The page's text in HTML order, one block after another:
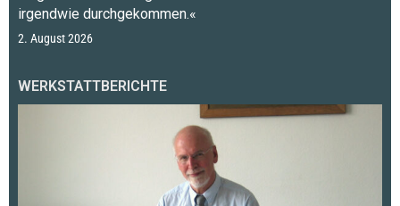
irgendwie durchgekommen.«
2. August 2026
WERKSTATTBERICHTE